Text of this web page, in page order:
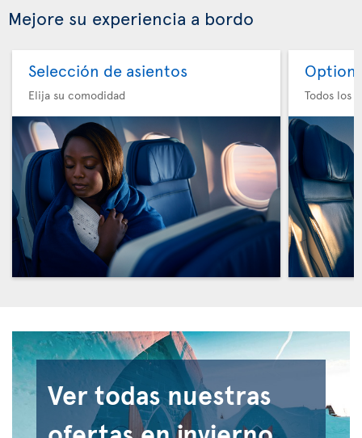
Mejore su experiencia a bordo
Selección de asientos
Elija su comodidad
Option
Todos los
Ver todas nuestras